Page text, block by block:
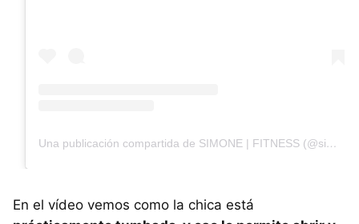
Una publicación compartida de SIMONE | FITNESS (@simone_christensen)
En el vídeo vemos como la chica está